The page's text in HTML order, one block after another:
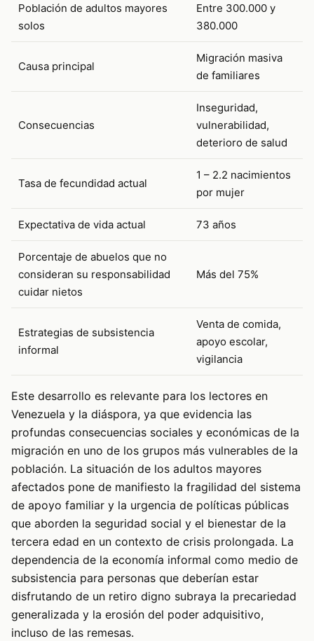
Población de adultos mayores
solos
Entre 300.000 y
380.000
Causa principal
Migración masiva
de familiares
Consecuencias
Inseguridad,
vulnerabilidad,
deterioro de salud
Tasa de fecundidad actual
1 – 2.2 nacimientos
por mujer
Expectativa de vida actual 73 años
Porcentaje de abuelos que no
consideran su responsabilidad
cuidar nietos
Más del 75%
Estrategias de subsistencia
informal
Venta de comida,
apoyo escolar,
vigilancia
Este desarrollo es relevante para los lectores en
Venezuela y la diáspora, ya que evidencia las
profundas consecuencias sociales y económicas de la
migración en uno de los grupos más vulnerables de la
población. La situación de los adultos mayores
afectados pone de manifiesto la fragilidad del sistema
de apoyo familiar y la urgencia de políticas públicas
que aborden la seguridad social y el bienestar de la
tercera edad en un contexto de crisis prolongada. La
dependencia de la economía informal como medio de
subsistencia para personas que deberían estar
disfrutando de un retiro digno subraya la precariedad
generalizada y la erosión del poder adquisitivo,
incluso de las remesas.